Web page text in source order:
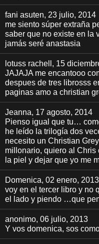
fani asuten, 23 julio, 2014
me siento súper extraña
saber que no existe en la
jamás seré anastasia
lotuss rachell , 15
JAJAJA me encantooo
despues de tres librosss
paginas amo a christian
Jeanna, 17 agosto, 2014
Pienso igual que tu…
he leído la trilogía dos
necesito un Christian
millonario, quiero al Chris
la piel y dejar que yo me
Domenica, 02 enero, 2013
voy en el tercer libro y no
el lado y piendo …que
anonimo, 06 julio, 2013
Y vos domenica, sos